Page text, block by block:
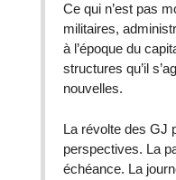
Ce qui n’est pas
militaires,
à l’époque du
structures qu’il
nouvelles.
La révolte des GJ
perspectives. La
échéance. La